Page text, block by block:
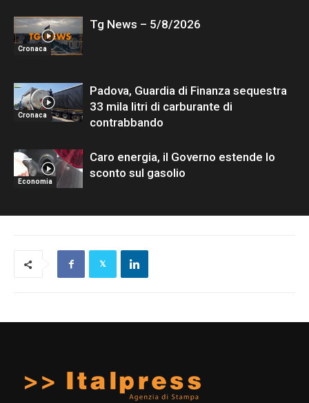
Cronaca
Tg News – 5/8/2026
Cronaca
Padova, Guardia di Finanza sequestra
33 mila litri di carburante di
contrabbando
Economia
Caro energia, il Governo estende lo
sconto sul gasolio